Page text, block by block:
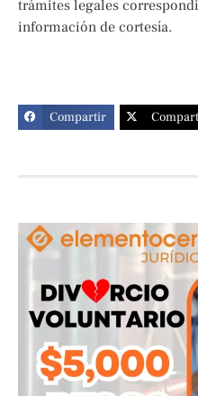
trámites legales
información de cortesía.
Compartir